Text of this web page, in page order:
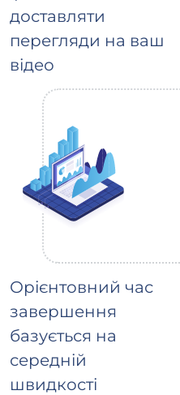
доставляти
перегляди на ваш
відео
Орієнтовний час
завершення
базується на
середній
швидкості